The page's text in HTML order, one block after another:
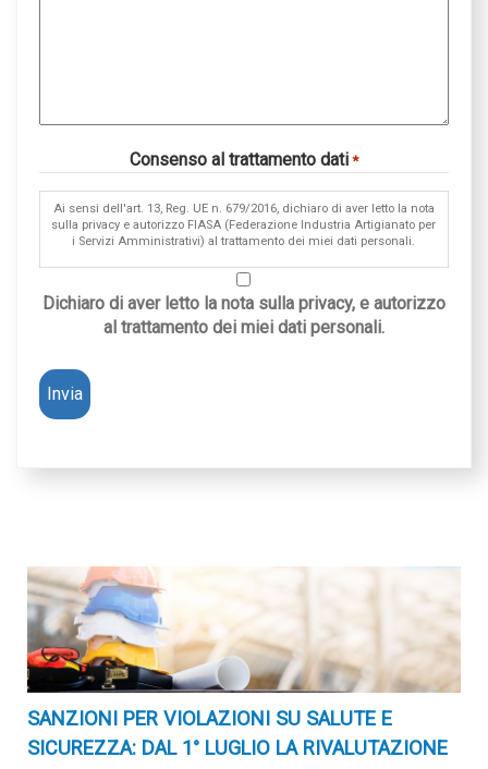
Consenso al trattamento dati *
Ai sensi dell'art. 13, Reg. UE n. 679/2016, dichiaro di aver letto la nota
sulla privacy e autorizzo FIASA (Federazione Industria Artigianato per
i Servizi Amministrativi) al trattamento dei miei dati personali.
Dichiaro di aver letto la nota sulla privacy, e autorizzo
al trattamento dei miei dati personali.
SANZIONI PER VIOLAZIONI SU SALUTE E
SICUREZZA: DAL 1° LUGLIO LA RIVALUTAZIONE